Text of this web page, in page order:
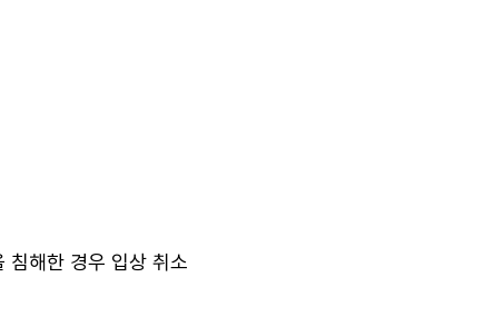
침해한 경우 입상 취소